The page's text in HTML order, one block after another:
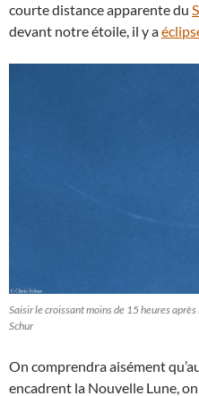
courte distance apparente du
devant notre étoile, il y a
Saisir le croissant moins de 15 heures
Schur
On comprendra aisément
encadrent la Nouvelle Lune,